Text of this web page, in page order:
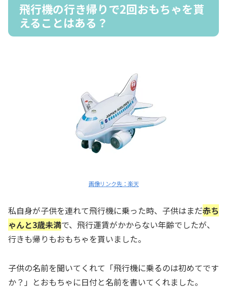
飛行機の行き帰りで2回おもちゃを貰
えることはある？
画像リンク先：楽天
私自身が子供を連れて飛行機に乗った時、子供はまだ赤ち
ゃんと3歳未満で、飛行運賃がかからない年齢でしたが、
行きも帰りもおもちゃを貰いました。
子供の名前を聞いてくれて「飛行機に乗るのは初めてです
か？」とおもちゃに日付と名前を書いてくれました。